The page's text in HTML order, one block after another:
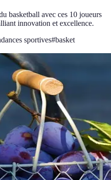
basketball avec ces 10 joueurs
innovation et excellence.
sportives#basket